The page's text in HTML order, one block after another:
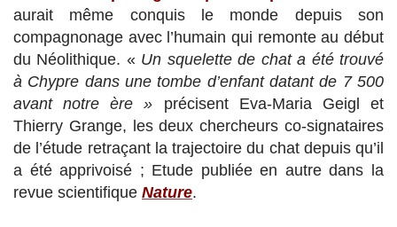
aurait même conquis le monde depuis son
compagnonage avec l’humain qui remonte au début
du Néolithique. « Un squelette de chat a été trouvé
à Chypre dans une tombe d’enfant datant de 7 500
avant notre ère » précisent Eva-Maria Geigl et
Thierry Grange, les deux chercheurs co-signataires
de l’étude retraçant la trajectoire du chat depuis qu’il
a été apprivoisé ; Etude publiée en autre dans la
revue scientifique Nature.